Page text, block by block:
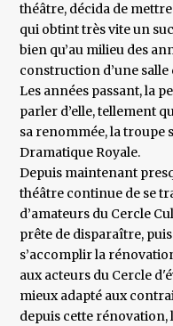
théâtre, décida de
qui obtint très vite un
bien qu’au milieu des
construction d’une
Les années passant, la
parler d’elle, tellement
sa renommée, la troupe
Dramatique Royale.
Depuis maintenant
théâtre continue de se
d’amateurs du Cercle
prête de disparaître,
s’accomplir la
aux acteurs du Cercle
mieux adapté aux
depuis cette rénovation,